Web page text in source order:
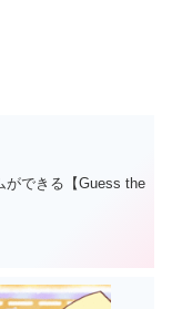
ができる【Guess the